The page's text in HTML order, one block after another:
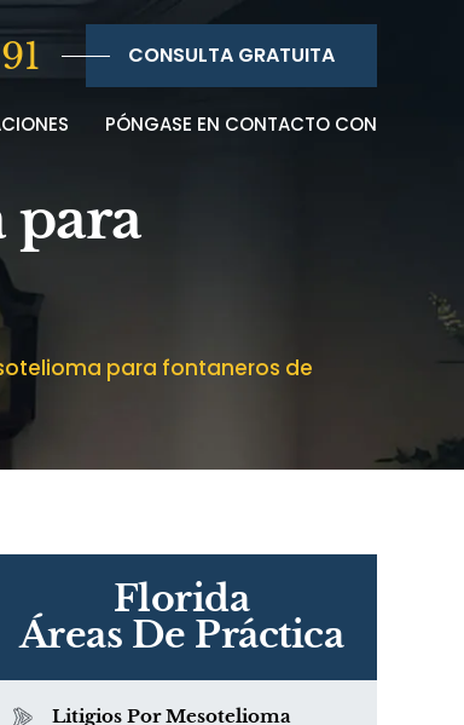
CONSULTA GRATUITA
PÓNGASE EN CONTACTO CON
para
para fontaneros de
Florida
Áreas De Práctica
Litigios Por Mesotelioma